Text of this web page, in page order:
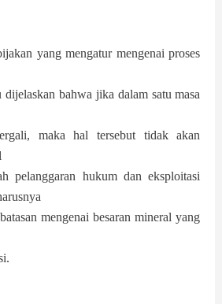
yang mengatur mengenai proses
bahwa jika dalam satu masa
maka hal tersebut tidak akan
pelanggaran hukum dan eksploitasi
mengenai besaran mineral yang